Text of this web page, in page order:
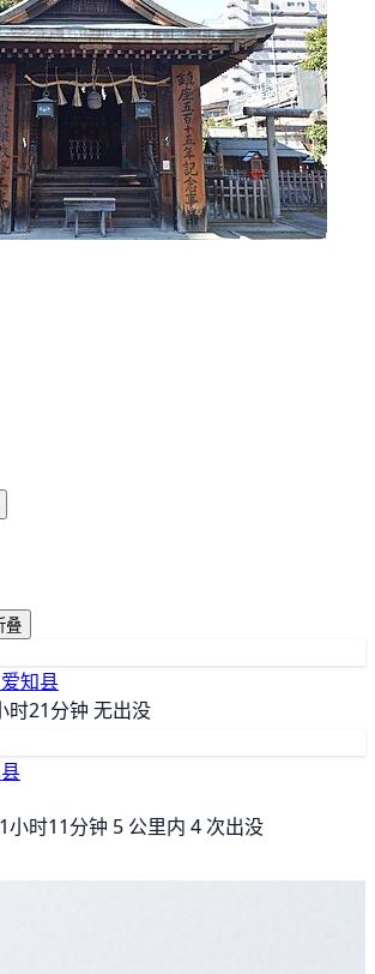
叠
知县
时21分钟 无出没
1小时11分钟 5 公里内 4 次出没